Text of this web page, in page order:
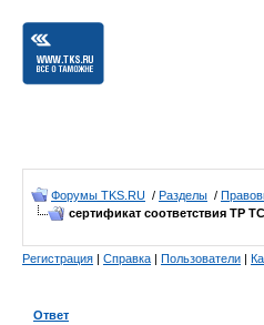
Форумы TKS.RU / Разделы /
сертификат соответствия ТР
Регистрация | Справка | Пользователи |
Ответ